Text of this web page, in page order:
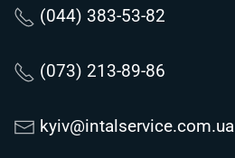
(044) 383-53-82
(073) 213-89-86
kyiv@intalservice.com.ua